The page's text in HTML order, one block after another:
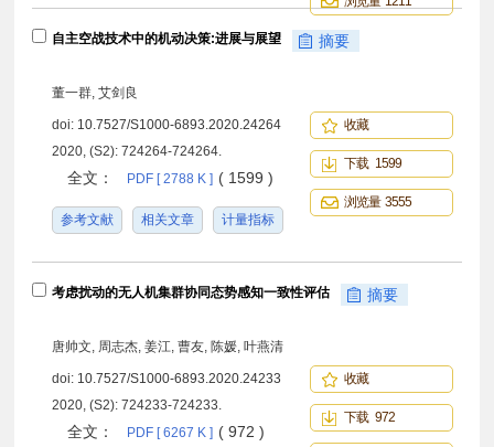
自主空战技术中的机动决策:进展与展望 摘要
董一群, 艾剑良
doi: 10.7527/S1000-6893.2020.24264
2020, (S2): 724264-724264.
全文： PDF [ 2788 K ] ( 1599 )
参考文献 相关文章 计量指标
收藏
下载 1599
浏览量 3555
考虑扰动的无人机集群协同态势感知一致性评估 摘要
唐帅文, 周志杰, 姜江, 曹友, 陈媛, 叶燕清
doi: 10.7527/S1000-6893.2020.24233
2020, (S2): 724233-724233.
全文： PDF [ 6267 K ] ( 972 )
收藏
下载 972